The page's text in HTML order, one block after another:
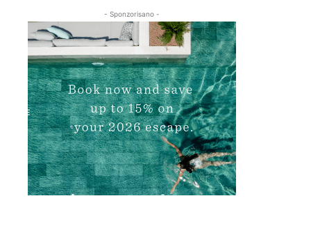
- Sponzorisano -